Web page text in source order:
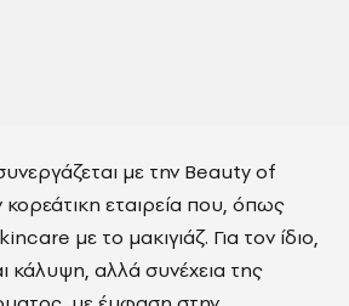
με την Beauty of
εταιρεία που, όπως
με το μακιγιάζ. Για τον ίδιο,
κάλυψη, αλλά συνέχεια της